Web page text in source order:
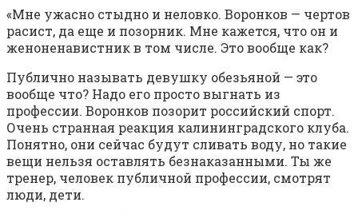
«Мне ужасно стыдно и неловко. Воронков — чертов
расист, да еще и позорник. Мне кажется, что он и
женоненавистник в том числе. Это вообще как?
Публично называть девушку обезьяной — это
вообще что? Надо его просто выгнать из
профессии. Воронков позорит российский спорт.
Очень странная реакция калининградского клуба.
Понятно, они сейчас будут сливать воду, но такие
вещи нельзя оставлять безнаказанными. Ты же
тренер, человек публичной профессии, смотрят
люди, дети.